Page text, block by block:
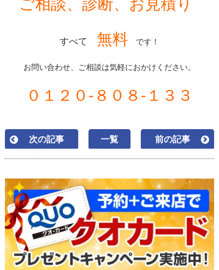
ご相談、診断、お見積り
すべて 無料 です！
お問い合わせ、ご相談は気軽におかけください。
０１２０-８０８-１３３
次の記事 一覧 前の記事